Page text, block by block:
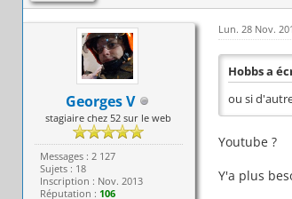
Georges V
stagiaire chez 52 sur le web
Messages : 2 127
Sujets : 18
Inscription : Nov. 2013
Réputation : 106
Lun. 28 Nov.
Hobbs a
ou si
Youtube ?
Y'a plus